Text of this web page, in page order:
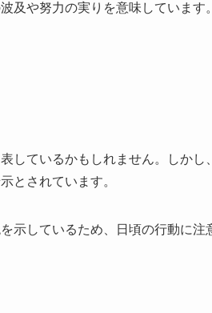
及や努力の実りを意味しています
しているかもしれません。しかし
とされています。
示しているため、日頃の行動に注